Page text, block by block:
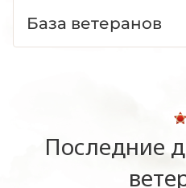
База ветеранов
Последние